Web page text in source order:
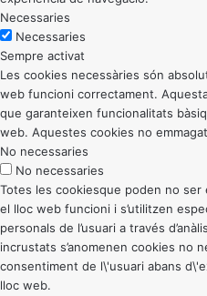
Necessaries
Necessaries
Sempre activat
Les cookies necessàries són
web funcioni correctament.
que garanteixen funcionalitats
web. Aquestes cookies no
No necessaries
No necessaries
Totes les cookiesque poden no
el lloc web funcioni i s’utilitzen
personals de l’usuari a través
incrustats s’anomenen cookies no
consentiment de l\'usuari abans
lloc web.